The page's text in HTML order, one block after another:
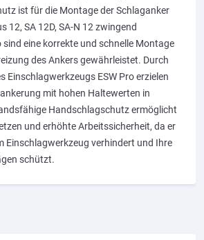
ist für die Montage der Schlaganker
12, SA 12D, SA-N 12 zwingend
eine korrekte und schnelle Montage
des Ankers gewährleistet. Durch
Einschlagwerkzeugs ESW Pro erzielen
mit hohen Haltewerten in
Handschlagschutz ermöglicht
und erhöhte Arbeitssicherheit, da er
Einschlagwerkzeug verhindert und Ihre
schützt.